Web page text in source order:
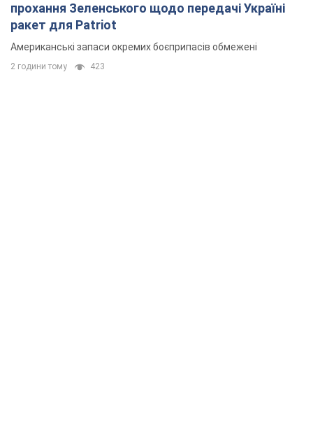
прохання Зеленського щодо передачі Україні
ракет для Patriot
Американські запаси окремих боєприпасів обмежені
2 години тому 423